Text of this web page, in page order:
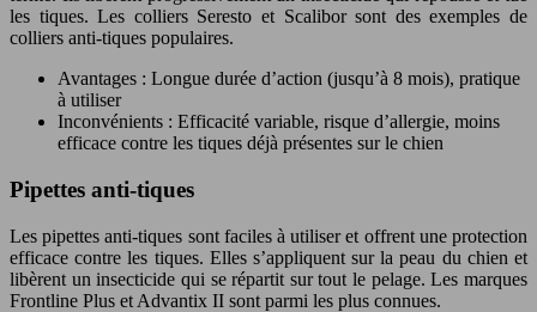
les tiques. Les colliers Seresto et Scalibor sont des exemples de
colliers anti-tiques populaires.
Avantages : Longue durée d’action (jusqu’à 8 mois), pratique
à utiliser
Inconvénients : Efficacité variable, risque d’allergie, moins
efficace contre les tiques déjà présentes sur le chien
Pipettes anti-tiques
Les pipettes anti-tiques sont faciles à utiliser et offrent une protection
efficace contre les tiques. Elles s’appliquent sur la peau du chien et
libèrent un insecticide qui se répartit sur tout le pelage. Les marques
Frontline Plus et Advantix II sont parmi les plus connues.